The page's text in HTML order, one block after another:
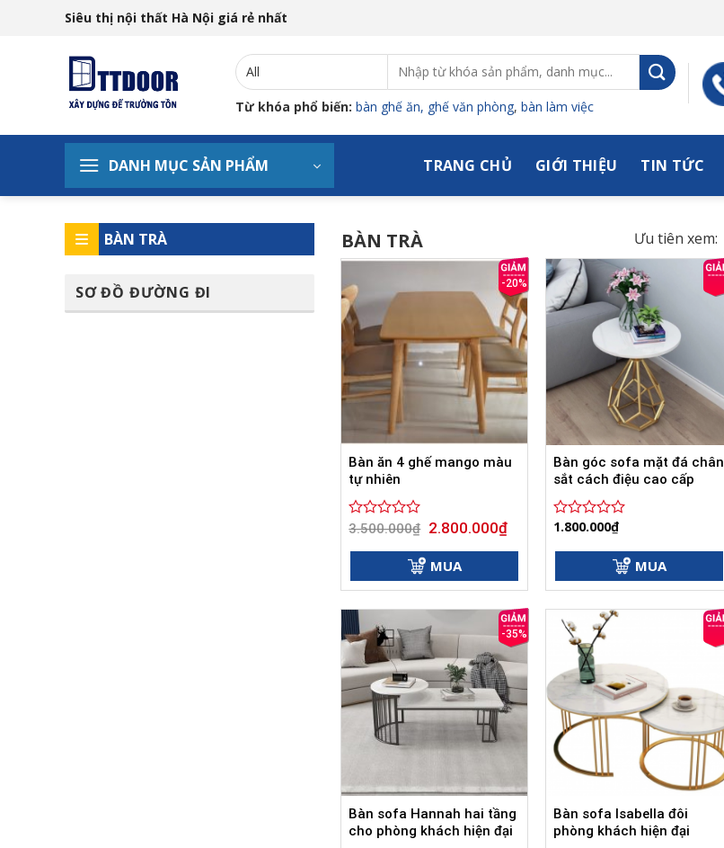
Siêu thị nội thất Hà Nội giá rẻ nhất
Tìm
kiếm:
Từ khóa phổ biến: bàn ghế ăn, ghế văn phòng, bàn làm việc
DANH MỤC SẢN PHẨM TRANG CHỦ GIỚI THIỆU TIN TỨC
BÀN TRÀ
SƠ ĐỒ ĐƯỜNG ĐI
BÀN TRÀ Ưu tiên xem:
-20%
Bàn ăn 4 ghế mango màu
tự nhiên
Được
5
3.500.000₫ Giá
gốc
là:
3.500.000₫.
2.800.000₫Giá
hiện
tại
MUA
Bàn góc sofa mặt đá chân
sắt cách điệu cao cấp
Được
5
1.800.000₫
MUA
-35%
Bàn sofa Hannah hai tầng
cho phòng khách hiện đại
Bàn sofa Isabella đôi
phòng khách hiện đại